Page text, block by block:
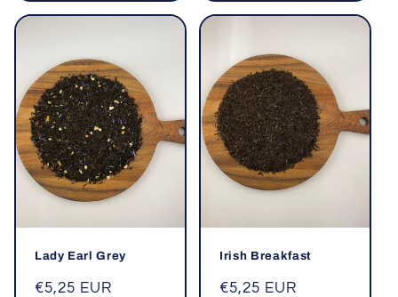
Lady Earl Grey
Normale
€5,25 EUR
Irish Breakfast
Normale
€5,25 EUR